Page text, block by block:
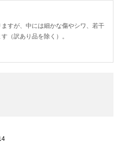
すが、中には細かな傷やシワ、若干
（訳あり品を除く）。